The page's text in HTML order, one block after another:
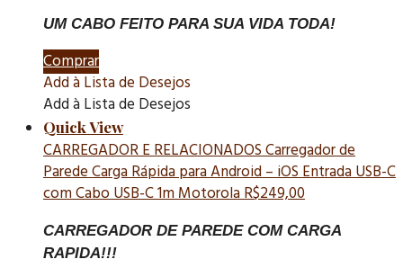
UM CABO FEITO PARA SUA VIDA TODA!
Comprar
Add à Lista de Desejos
Add à Lista de Desejos
Quick View
CARREGADOR E RELACIONADOSCarregador de
Parede Carga Rápida para Android – iOS Entrada USB-C
com Cabo USB-C 1m MotorolaR$249,00
CARREGADOR DE PAREDE COM CARGA
RAPIDA!!!